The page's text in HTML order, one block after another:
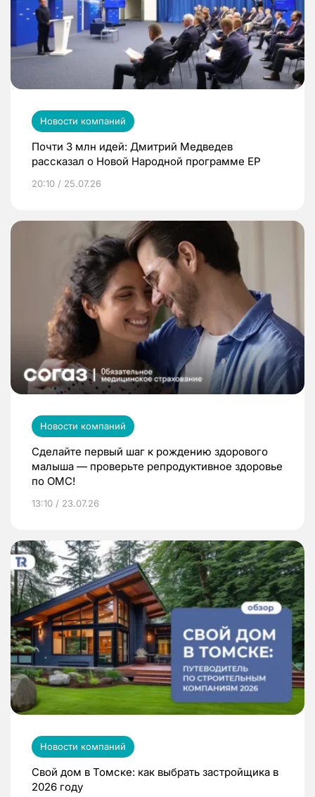
Новости компаний
Почти 3 млн идей: Дмитрий Медведев
рассказал о Новой Народной программе ЕР
20:10 / 25.07.26
Новости компаний
Сделайте первый шаг к рождению здорового
малыша — проверьте репродуктивное здоровье
по ОМС!
13:10 / 23.07.26
Новости компаний
Свой дом в Томске: как выбрать застройщика в
2026 году